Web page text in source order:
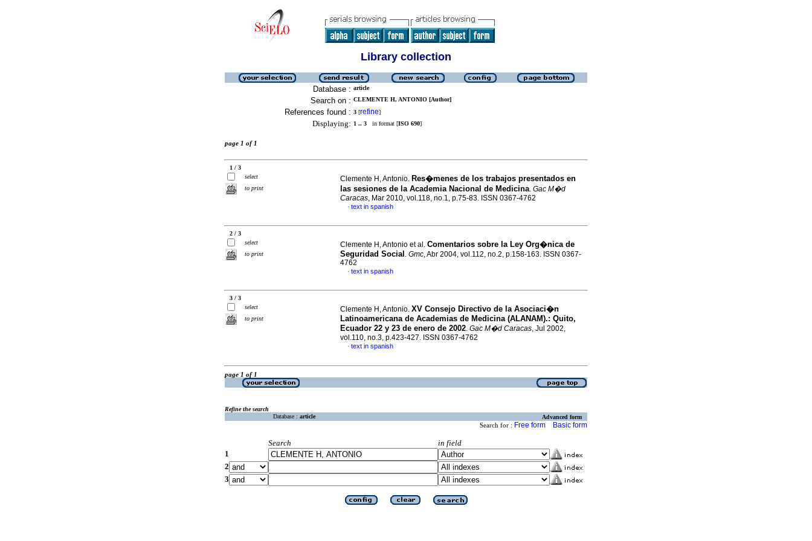
Library collection
Database : article
Search on : CLEMENTE H, ANTONIO [Author]
References found : 3 [refine]
Displaying: 1 .. 3 in format [ISO 690]
page 1 of 1
1 / 3
select
to print
Clemente H, Antonio. Res�menes de los trabajos presentados en
las sesiones de la Academia Nacional de Medicina. Gac M�d
Caracas, Mar 2010, vol.118, no.1, p.75-83. ISSN 0367-4762
· text in spanish
2 / 3
select
to print
Clemente H, Antonio et al. Comentarios sobre la Ley Org�nica de
Seguridad Social . Gmc, Abr 2004, vol.112, no.2, p.158-163. ISSN 0367-
4762
· text in spanish
3 / 3
select
to print
Clemente H, Antonio. XV Consejo Directivo de la Asociaci�n
Latinoamericana de Academias de Medicina (ALANAM).: Quito,
Ecuador 22 y 23 de enero de 2002. Gac M�d Caracas, Jul 2002,
vol.110, no.3, p.423-427. ISSN 0367-4762
· text in spanish
page 1 of 1
Refine the search
Database : article Advanced form
Search for : Free form Basic form
Search
in field
1
2
3